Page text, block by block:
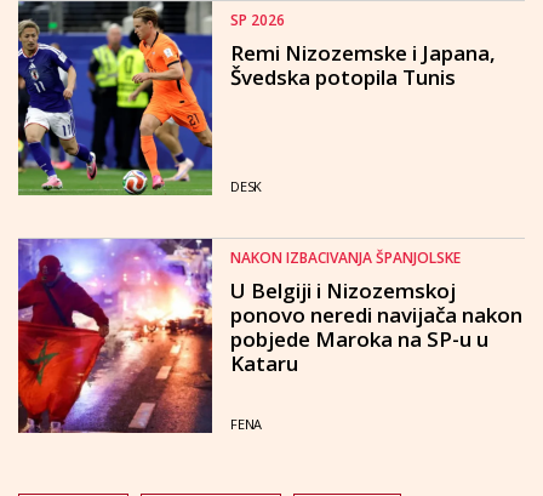
SP 2026
Remi Nizozemske i Japana,
Švedska potopila Tunis
DESK
NAKON IZBACIVANJA ŠPANJOLSKE
U Belgiji i Nizozemskoj
ponovo neredi navijača nakon
pobjede Maroka na SP-u u
Kataru
FENA